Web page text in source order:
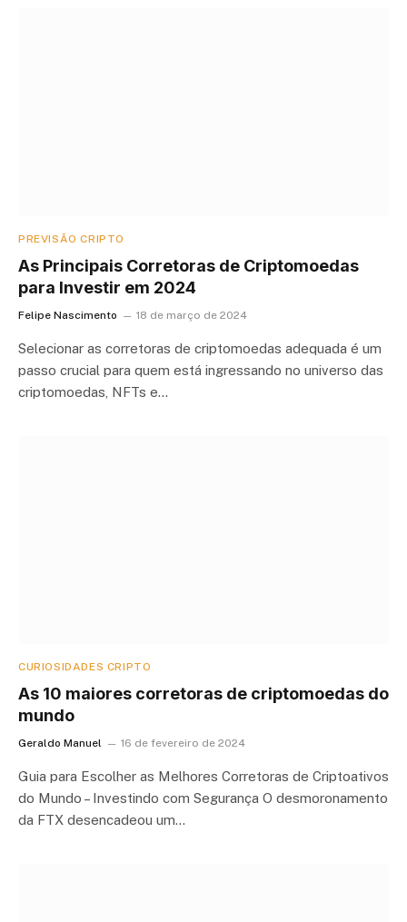
PREVISÃO CRIPTO
As Principais Corretoras de Criptomoedas
para Investir em 2024
Felipe Nascimento 18 de março de 2024
Selecionar as corretoras de criptomoedas adequada é um
passo crucial para quem está ingressando no universo das
criptomoedas, NFTs e…
CURIOSIDADES CRIPTO
As 10 maiores corretoras de criptomoedas do
mundo
Geraldo Manuel 16 de fevereiro de 2024
Guia para Escolher as Melhores Corretoras de Criptoativos
do Mundo – Investindo com Segurança O desmoronamento
da FTX desencadeou um…